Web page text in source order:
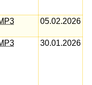
05.02.2026
30.01.2026